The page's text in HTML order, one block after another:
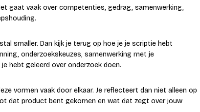
gaat vaak over competenties, gedrag, samenwerking,
smaller. Dan kijk je terug op hoe je je scriptie hebt
onderzoekskeuzes, samenwerking met je
hebt geleerd over onderzoek doen.
vormen vaak door elkaar. Je reflecteert dan niet alleen op
dat product bent gekomen en wat dat zegt over jouw